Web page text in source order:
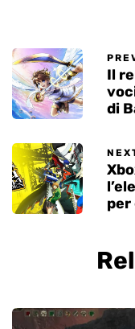
Il
di
per